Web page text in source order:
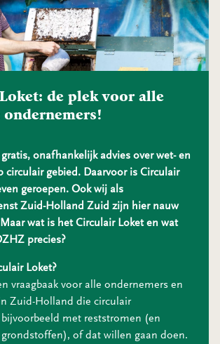
de plek voor alle
onafhankelijk advies over wet- en
circulair gebied. Daarvoor is Circulair
geroepen. Ook wij als
Zuid-Holland Zuid zijn hier nauw
wat is het Circulair Loket en wat
precies?
Loket?
vraagbaak voor alle ondernemers en
Zuid-Holland die circulair
met reststromen (en
grondstoffen), of dat willen gaan doen.